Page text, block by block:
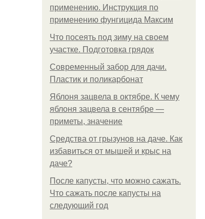
применению. Инструкция по
применению фунгицида Максим
Что посеять под зиму на своем
участке. Подготовка грядок
Современный забор для дачи.
Пластик и поликарбонат
Яблоня зацвела в октябре. К чему
яблоня зацвела в сентябре —
приметы, значение
Средства от грызунов на даче. Как
избавиться от мышей и крыс на
даче?
После капусты, что можно сажать.
Что сажать после капусты на
следующий год